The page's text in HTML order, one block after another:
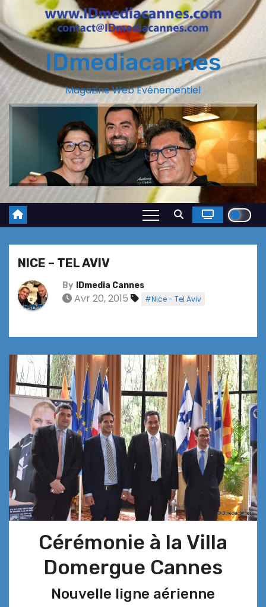
IDmediacannes
Magazine Web Evénementiel
NICE – TEL AVIV
By IDmedia Cannes
Avr 20, 2015 #Nice - Tel Aviv
Cérémonie à la Villa
Domergue Cannes
Nouvelle ligne aérienne